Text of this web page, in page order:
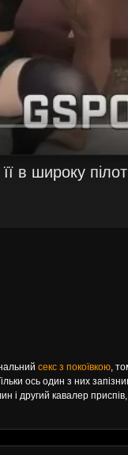
в широку
секс з покоївкою,
ось один з них
і другий кавалер